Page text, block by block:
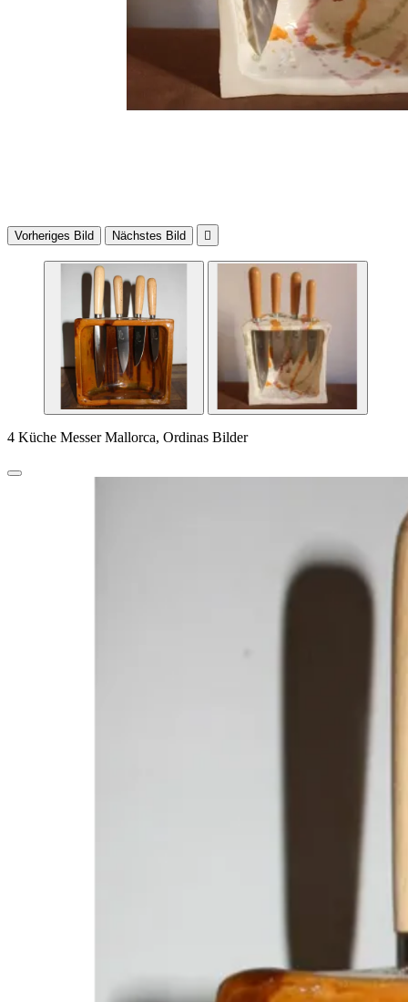
Vorheriges Bild Nächstes Bild 
4 Küche Messer Mallorca, Ordinas Bilder